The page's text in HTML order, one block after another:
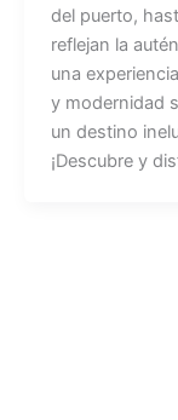
del puerto,
reflejan la
una
y modernidad
un destino
¡Descubre y